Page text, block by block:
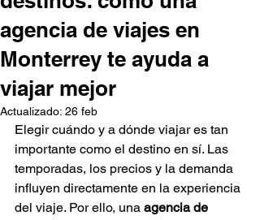
agencia de viajes en
Monterrey te ayuda a
viajar mejor
Actualizado: 26 feb
Elegir cuándo y a dónde viajar es tan
importante como el destino en sí. Las
temporadas, los precios y la demanda
influyen directamente en la experiencia
del viaje. Por ello, una agencia de